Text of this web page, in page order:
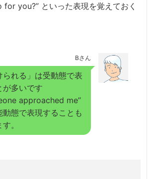
you?” といった表現を覚えておく
Bさん
られる」は受動態で表
が多いです
approached me”
動態で表現することも
。